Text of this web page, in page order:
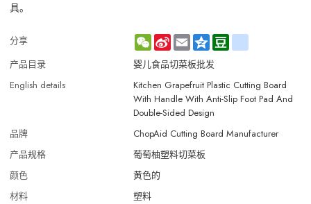
具。
分享 WeChat
Sina
Weibo
Email Qzone
产品目录
婴儿食品切菜板批发
English details
Kitchen Grapefruit Plastic Cutting Board
With Handle With Anti-Slip Foot Pad And
Double-Sided Design
品牌
ChopAid Cutting Board Manufacturer
产品规格
葡萄柚塑料切菜板
颜色
黄色的
材料
塑料